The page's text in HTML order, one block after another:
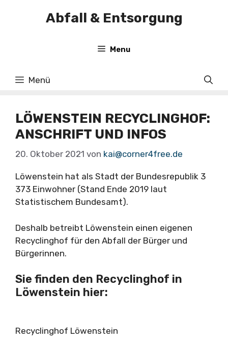
Abfall & Entsorgung
Menu
Menü
LÖWENSTEIN RECYCLINGHOF:
ANSCHRIFT UND INFOS
20. Oktober 2021 von kai@corner4free.de
Löwenstein hat als Stadt der Bundesrepublik 3
373 Einwohner (Stand Ende 2019 laut
Statistischem Bundesamt).
Deshalb betreibt Löwenstein einen eigenen
Recyclinghof für den Abfall der Bürger und
Bürgerinnen.
Sie finden den Recyclinghof in
Löwenstein hier:
Recyclinghof Löwenstein